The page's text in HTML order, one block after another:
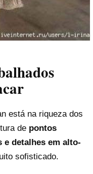
está na riqueza dos
de pontos
e detalhes em alto-
sofisticado.